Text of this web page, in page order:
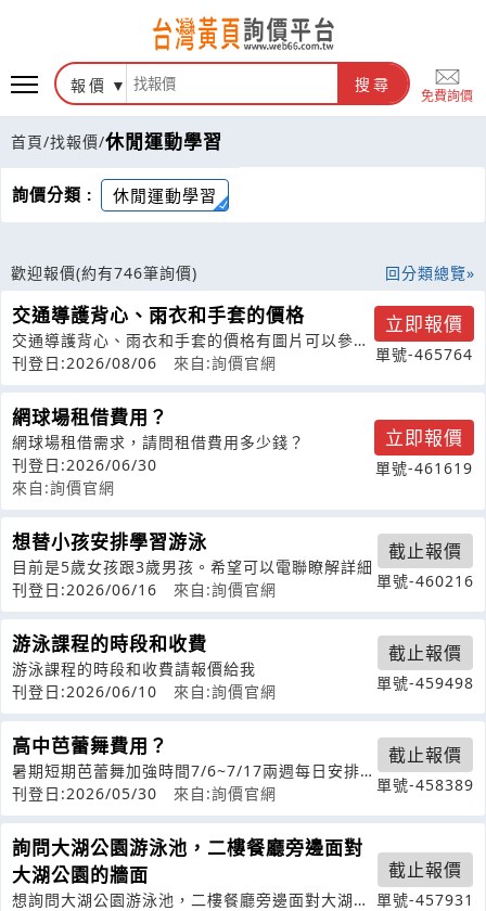
報價 搜尋
免費詢價
首頁/找報價/休閒運動學習
詢價分類 : 休閒運動學習
歡迎報價(約有746筆詢價) 回分類總覽
交通導護背心、雨衣和手套的價格
交通導護背心、雨衣和手套的價格有圖片可以參考
嗎？
刊登日:2026/08/06 來自:詢價官網
立即報價
單號-465764
網球場租借費用？
網球場租借需求，請問租借費用多少錢？
刊登日:2026/06/30
來自:詢價官網
立即報價
單號-461619
想替小孩安排學習游泳
目前是5歲女孩跟3歲男孩。希望可以電聯瞭解詳細
刊登日:2026/06/16
來自:詢價官網
截止報價
單號-460216
游泳課程的時段和收費
游泳課程的時段和收費請報價給我
刊登日:2026/06/10
來自:詢價官網
截止報價
單號-459498
高中芭蕾舞費用？
暑期短期芭蕾舞加強時間7/6~7/17兩週每日安排4
小時上課人數3-4人
刊登日:2026/05/30 來自:詢價官網
截止報價
單號-458389
詢問大湖公園游泳池，二樓餐廳旁邊面對
大湖公園的牆面
想詢問大湖公園游泳池，二樓餐廳旁邊面對大湖公
截止報價
單號-457931